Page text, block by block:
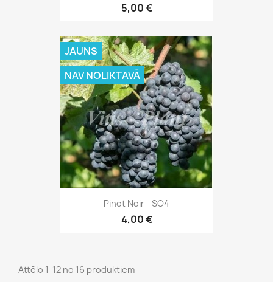
5,00 €
Pinot Noir - SO4
4,00 €
JAUNS
NAV NOLIKTAVĀ
Attēlo 1-12 no 16 produktiem